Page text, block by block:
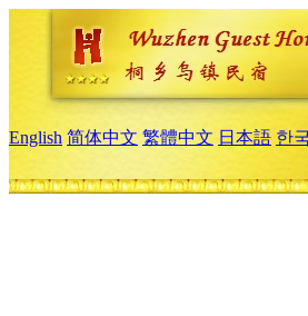
English 简体中文 繁體中文 日本語 한